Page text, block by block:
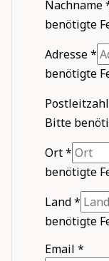
Nachname
benötigte
Adresse*
benötigte
Postleitzahl
Bitte
Ort*
benötigte
Land*
benötigte
Email *